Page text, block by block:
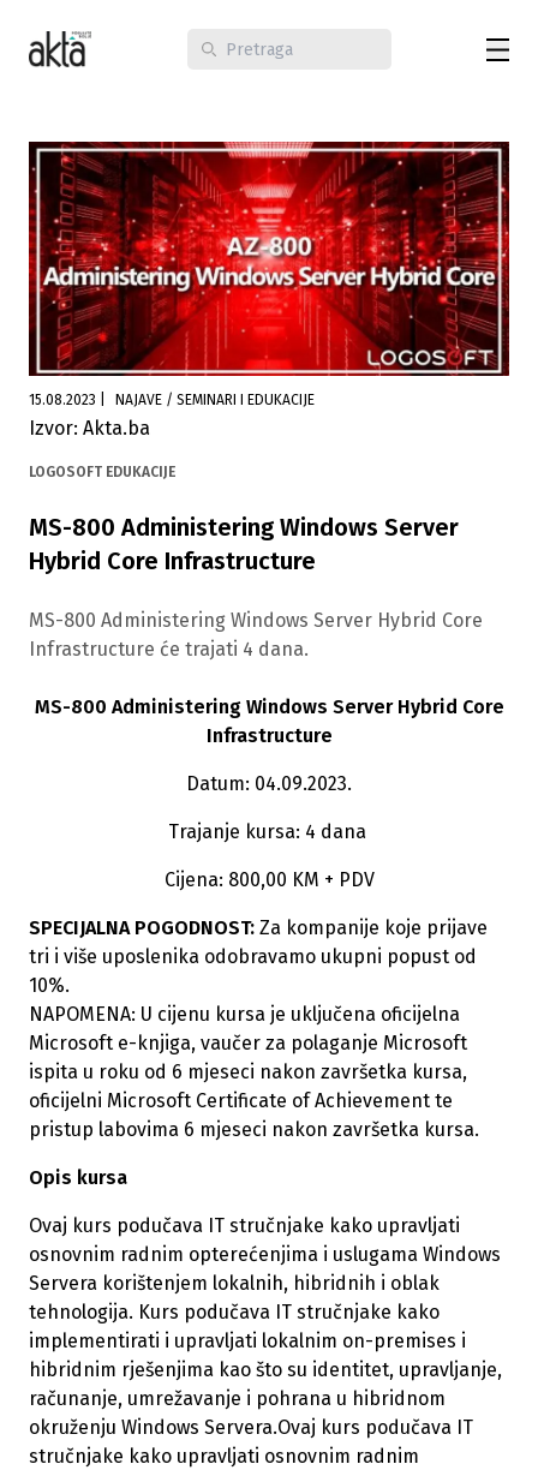
15.08.2023 NAJAVE / SEMINARI I EDUKACIJE
Izvor: Akta.ba
LOGOSOFT EDUKACIJE
MS-800 Administering Windows Server
Hybrid Core Infrastructure
MS-800 Administering Windows Server Hybrid Core
Infrastructure će trajati 4 dana.
MS-800 Administering Windows Server Hybrid Core
Infrastructure
Datum: 04.09.2023.
Trajanje kursa: 4 dana
Cijena: 800,00 KM + PDV
SPECIJALNA POGODNOST: Za kompanije koje prijave
tri i više uposlenika odobravamo ukupni popust od
10%.
NAPOMENA: U cijenu kursa je uključena oficijelna
Microsoft e-knjiga, vaučer za polaganje Microsoft
ispita u roku od 6 mjeseci nakon završetka kursa,
oficijelni Microsoft Certificate of Achievement te
pristup labovima 6 mjeseci nakon završetka kursa.
Opis kursa
Ovaj kurs podučava IT stručnjake kako upravljati
osnovnim radnim opterećenjima i uslugama Windows
Servera korištenjem lokalnih, hibridnih i oblak
tehnologija. Kurs podučava IT stručnjake kako
implementirati i upravljati lokalnim on-premises i
hibridnim rješenjima kao što su identitet, upravljanje,
računanje, umrežavanje i pohrana u hibridnom
okruženju Windows Servera.Ovaj kurs podučava IT
stručnjake kako upravljati osnovnim radnim